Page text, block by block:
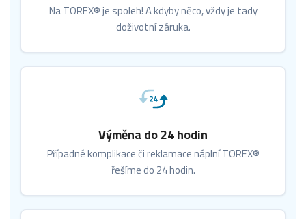
Na TOREX® je spoleh! A kdyby něco, vždy je tady
doživotní záruka.
Výměna do 24 hodin
Případné komplikace či reklamace náplní TOREX®
řešíme do 24 hodin.